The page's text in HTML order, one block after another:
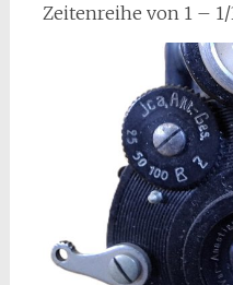
Zeitenreihe von 1 –